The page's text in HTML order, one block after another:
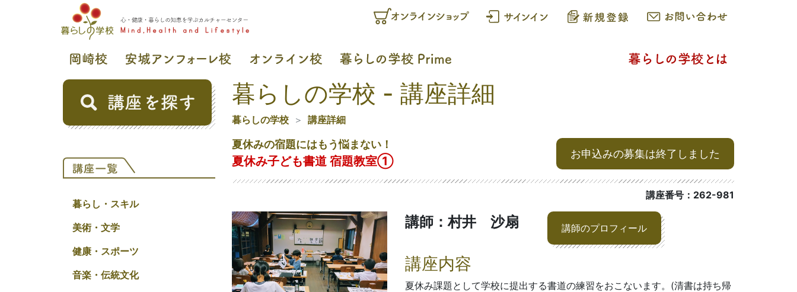
暮らし・スキル
美術・文学
健康・スポーツ
音楽・伝統文化
暮らしの学校 - 講座詳細
暮らしの学校 講座詳細
夏休みの宿題にはもう悩まない！
夏休み子ども書道 宿題教室①
お申込みの募集は終了しました
講座番号：262-981
講師：村井 沙扇 講師のプロフィール
講座内容
夏休み課題として学校に提出する書道の練習をおこないます。(清書は持ち帰